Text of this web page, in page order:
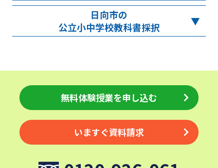
日向市の
公立小中学校教科書採択
無料体験授業を申し込む
いますぐ資料請求